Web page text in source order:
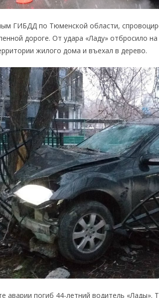
ГИБДД по Тюменской области,
дороге. От удара «Ладу» отбросило
жилого дома и въехал в дерево.
аварии погиб 44-летний водитель